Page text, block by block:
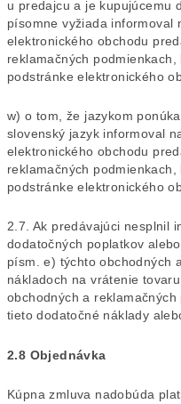
u predajcu a je kupujúcemu
písomne vyžiada informoval
elektronického obchodu
reklamačných
podstránke elektronického
w) o tom, že jazykom
slovenský jazyk informoval
elektronického obchodu
reklamačných
podstránke elektronického
2.7. Ak predávajúci nesplnil
dodatočných poplatkov
písm. e) týchto obchodných
nákladoch na vrátenie
obchodných a
tieto dodatočné náklady
2.8 Objednávka
Kúpna zmluva nadobúda